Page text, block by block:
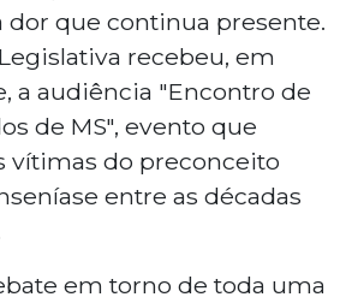
dor que continua presente.
recebeu, em
a audiência "Encontro de
de MS", evento que
vítimas do preconceito
entre as décadas
em torno de toda uma